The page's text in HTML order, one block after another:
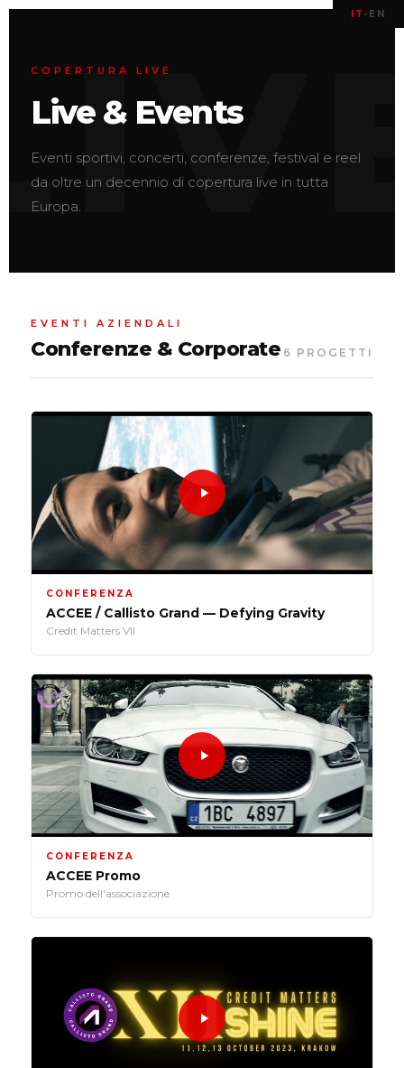
IT · EN
COPERTURA LIVE
Live & Events
Eventi sportivi, concerti, conferenze, festival e reel
da oltre un decennio di copertura live in tutta
Europa.
EVENTI AZIENDALI
Conferenze & Corporate 6 PROGETTI
CONFERENZA
ACCEE / Callisto Grand — Defying Gravity
Credit Matters VII
CONFERENZA
ACCEE Promo
Promo dell'associazione